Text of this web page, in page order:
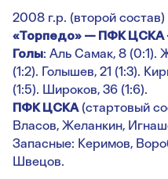
2008 г.р. (второй состав)
«Торпедо» — ПФК ЦСКА
Голы: Аль Самак, 8 (0:1).
(1:2). Голышев, 21 (1:3).
(1:5). Широков, 36 (1:6).
ПФК ЦСКА(стартовый
Власов, Желанкин,
Запасные: Керимов,
Швецов.